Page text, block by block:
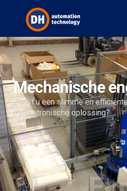
Mechanische
Zoekt u een slimme en
mechatronische oplossing?